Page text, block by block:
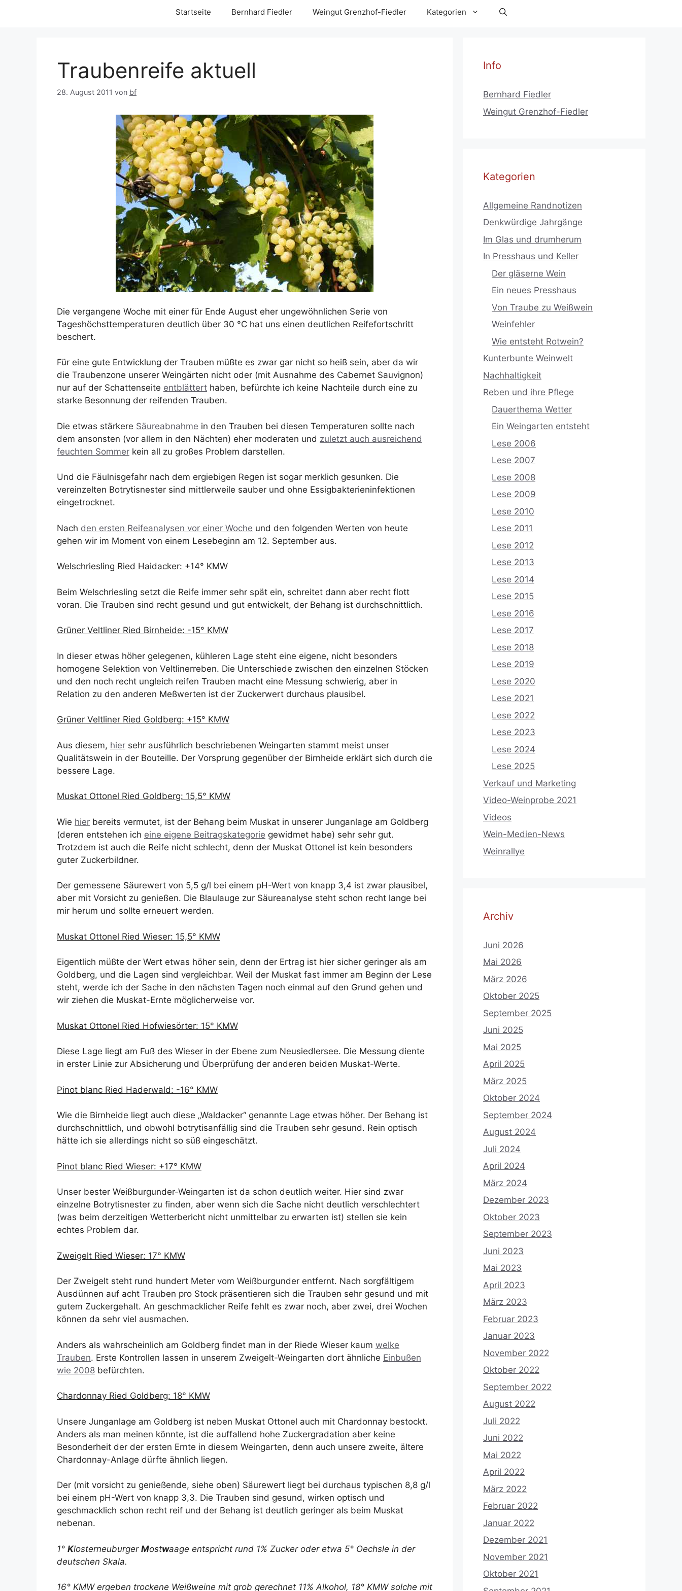
Startseite Bernhard Fiedler Weingut Grenzhof-Fiedler Kategorien
Traubenreife aktuell
28. August 2011 von bf
Die vergangene Woche mit einer für Ende August eher ungewöhnlichen Serie von
Tageshöchsttemperaturen deutlich über 30 °C hat uns einen deutlichen Reifefortschritt
beschert.
Für eine gute Entwicklung der Trauben müßte es zwar gar nicht so heiß sein, aber da wir
die Traubenzone unserer Weingärten nicht oder (mit Ausnahme des Cabernet Sauvignon)
nur auf der Schattenseite entblättert haben, befürchte ich keine Nachteile durch eine zu
starke Besonnung der reifenden Trauben.
Die etwas stärkere Säureabnahme in den Trauben bei diesen Temperaturen sollte nach
dem ansonsten (vor allem in den Nächten) eher moderaten und zuletzt auch ausreichend
feuchten Sommer kein all zu großes Problem darstellen.
Und die Fäulnisgefahr nach dem ergiebigen Regen ist sogar merklich gesunken. Die
vereinzelten Botrytisnester sind mittlerweile sauber und ohne Essigbakterieninfektionen
eingetrocknet.
Nach den ersten Reifeanalysen vor einer Woche und den folgenden Werten von heute
gehen wir im Moment von einem Lesebeginn am 12. September aus.
Welschriesling Ried Haidacker: +14° KMW
Beim Welschriesling setzt die Reife immer sehr spät ein, schreitet dann aber recht flott
voran. Die Trauben sind recht gesund und gut entwickelt, der Behang ist durchschnittlich.
Grüner Veltliner Ried Birnheide: -15° KMW
In dieser etwas höher gelegenen, kühleren Lage steht eine eigene, nicht besonders
homogene Selektion von Veltlinerreben. Die Unterschiede zwischen den einzelnen Stöcken
und den noch recht ungleich reifen Trauben macht eine Messung schwierig, aber in
Relation zu den anderen Meßwerten ist der Zuckerwert durchaus plausibel.
Grüner Veltliner Ried Goldberg: +15° KMW
Aus diesem, hier sehr ausführlich beschriebenen Weingarten stammt meist unser
Qualitätswein in der Bouteille. Der Vorsprung gegenüber der Birnheide erklärt sich durch die
bessere Lage.
Muskat Ottonel Ried Goldberg: 15,5° KMW
Wie hier bereits vermutet, ist der Behang beim Muskat in unserer Junganlage am Goldberg
(deren entstehen ich eine eigene Beitragskategorie gewidmet habe) sehr sehr gut.
Trotzdem ist auch die Reife nicht schlecht, denn der Muskat Ottonel ist kein besonders
guter Zuckerbildner.
Der gemessene Säurewert von 5,5 g/l bei einem pH-Wert von knapp 3,4 ist zwar plausibel,
aber mit Vorsicht zu genießen. Die Blaulauge zur Säureanalyse steht schon recht lange bei
mir herum und sollte erneuert werden.
Muskat Ottonel Ried Wieser: 15,5° KMW
Eigentlich müßte der Wert etwas höher sein, denn der Ertrag ist hier sicher geringer als am
Goldberg, und die Lagen sind vergleichbar. Weil der Muskat fast immer am Beginn der Lese
steht, werde ich der Sache in den nächsten Tagen noch einmal auf den Grund gehen und
wir ziehen die Muskat-Ernte möglicherweise vor.
Muskat Ottonel Ried Hofwiesörter: 15° KMW
Diese Lage liegt am Fuß des Wieser in der Ebene zum Neusiedlersee. Die Messung diente
in erster Linie zur Absicherung und Überprüfung der anderen beiden Muskat-Werte.
Pinot blanc Ried Haderwald: -16° KMW
Wie die Birnheide liegt auch diese „Waldacker“ genannte Lage etwas höher. Der Behang ist
durchschnittlich, und obwohl botrytisanfällig sind die Trauben sehr gesund. Rein optisch
hätte ich sie allerdings nicht so süß eingeschätzt.
Pinot blanc Ried Wieser: +17° KMW
Unser bester Weißburgunder-Weingarten ist da schon deutlich weiter. Hier sind zwar
einzelne Botrytisnester zu finden, aber wenn sich die Sache nicht deutlich verschlechtert
(was beim derzeitigen Wetterbericht nicht unmittelbar zu erwarten ist) stellen sie kein
echtes Problem dar.
Zweigelt Ried Wieser: 17° KMW
Der Zweigelt steht rund hundert Meter vom Weißburgunder entfernt. Nach sorgfältigem
Ausdünnen auf acht Trauben pro Stock präsentieren sich die Trauben sehr gesund und mit
gutem Zuckergehalt. An geschmacklicher Reife fehlt es zwar noch, aber zwei, drei Wochen
können da sehr viel ausmachen.
Anders als wahrscheinlich am Goldberg findet man in der Riede Wieser kaum welke
Trauben. Erste Kontrollen lassen in unserem Zweigelt-Weingarten dort ähnliche Einbußen
wie 2008 befürchten.
Chardonnay Ried Goldberg: 18° KMW
Unsere Junganlage am Goldberg ist neben Muskat Ottonel auch mit Chardonnay bestockt.
Anders als man meinen könnte, ist die auffallend hohe Zuckergradation aber keine
Besonderheit der der ersten Ernte in diesem Weingarten, denn auch unsere zweite, ältere
Chardonnay-Anlage dürfte ähnlich liegen.
Der (mit vorsicht zu genießende, siehe oben) Säurewert liegt bei durchaus typischen 8,8 g/l
bei einem pH-Wert von knapp 3,3. Die Trauben sind gesund, wirken optisch und
geschmacklich schon recht reif und der Behang ist deutlich geringer als beim Muskat
nebenan.
1° Klosterneuburger Mostwaage entspricht rund 1% Zucker oder etwa 5° Oechsle in der
deutschen Skala.
16° KMW ergeben trockene Weißweine mit grob gerechnet 11% Alkohol, 18° KMW solche mit
Info
Bernhard Fiedler
Weingut Grenzhof-Fiedler
Kategorien
Allgemeine Randnotizen
Denkwürdige Jahrgänge
Im Glas und drumherum
In Presshaus und Keller
Der gläserne Wein
Ein neues Presshaus
Von Traube zu Weißwein
Weinfehler
Wie entsteht Rotwein?
Kunterbunte Weinwelt
Nachhaltigkeit
Reben und ihre Pflege
Dauerthema Wetter
Ein Weingarten entsteht
Lese 2006
Lese 2007
Lese 2008
Lese 2009
Lese 2010
Lese 2011
Lese 2012
Lese 2013
Lese 2014
Lese 2015
Lese 2016
Lese 2017
Lese 2018
Lese 2019
Lese 2020
Lese 2021
Lese 2022
Lese 2023
Lese 2024
Lese 2025
Verkauf und Marketing
Video-Weinprobe 2021
Videos
Wein-Medien-News
Weinrallye
Archiv
Juni 2026
Mai 2026
März 2026
Oktober 2025
September 2025
Juni 2025
Mai 2025
April 2025
März 2025
Oktober 2024
September 2024
August 2024
Juli 2024
April 2024
März 2024
Dezember 2023
Oktober 2023
September 2023
Juni 2023
Mai 2023
April 2023
März 2023
Februar 2023
Januar 2023
November 2022
Oktober 2022
September 2022
August 2022
Juli 2022
Juni 2022
Mai 2022
April 2022
März 2022
Februar 2022
Januar 2022
Dezember 2021
November 2021
Oktober 2021